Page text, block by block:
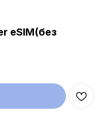
eSIM(без